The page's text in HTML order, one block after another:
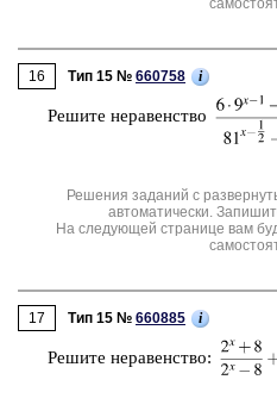
16 Тип 15 № 660758 i
Ре­ши­те не­ра­вен­ство
Решения заданий с
автоматически.
На следующей странице вам
17 Тип 15 № 660885 i
Ре­ши­те не­ра­вен­ство: